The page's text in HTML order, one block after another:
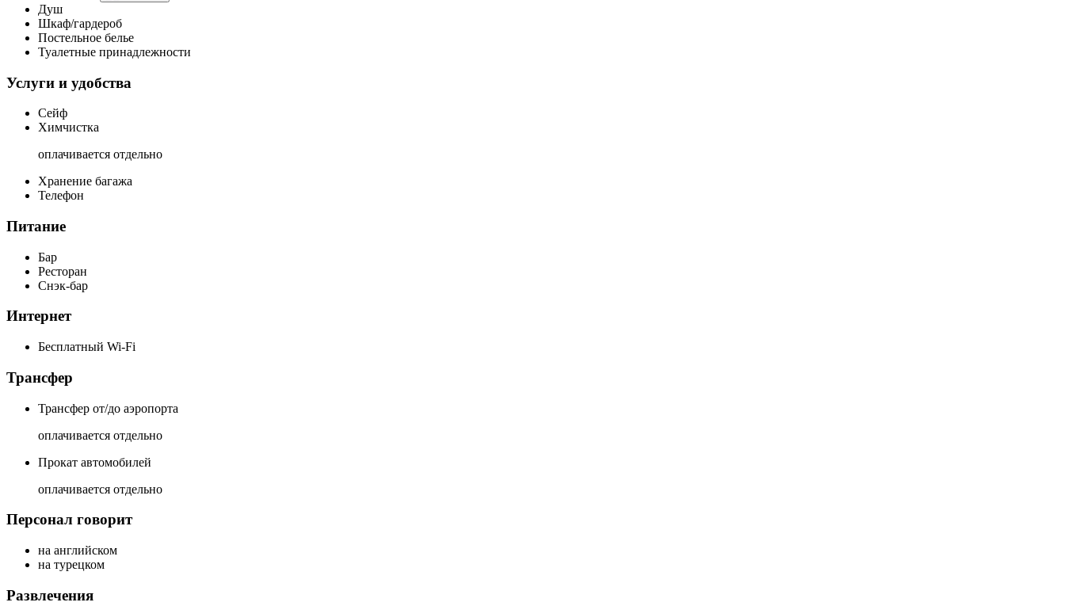
Душ
Шкаф/гардероб
Постельное белье
Туалетные принадлежности
Услуги и удобства
Сейф
Химчистка
оплачивается отдельно
Хранение багажа
Телефон
Питание
Бар
Ресторан
Снэк-бар
Интернет
Бесплатный Wi-Fi
Трансфер
Трансфер от/до аэропорта
оплачивается отдельно
Прокат автомобилей
оплачивается отдельно
Персонал говорит
на английском
на турецком
Развлечения